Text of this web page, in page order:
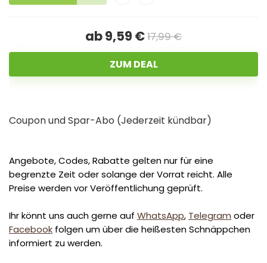
ab 9,59 €17,99 €
ZUM DEAL
Coupon und Spar-Abo (Jederzeit kündbar)
Angebote, Codes, Rabatte gelten nur für eine
begrenzte Zeit oder solange der Vorrat reicht. Alle
Preise werden vor Veröffentlichung geprüft.
Ihr könnt uns auch gerne auf WhatsApp, Telegram oder
Facebook folgen um über die heißesten Schnäppchen
informiert zu werden.